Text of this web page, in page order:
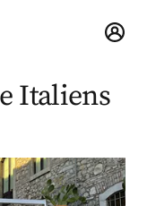
Italiens